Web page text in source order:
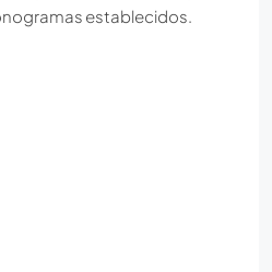
establecidos.